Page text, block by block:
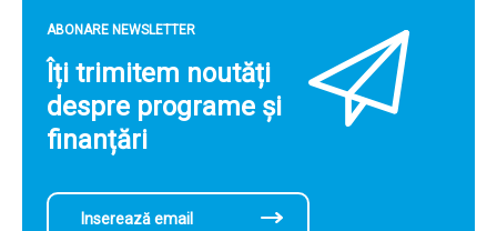
ABONARE NEWSLETTER
Îți trimitem noutăți
despre programe și
finanțări